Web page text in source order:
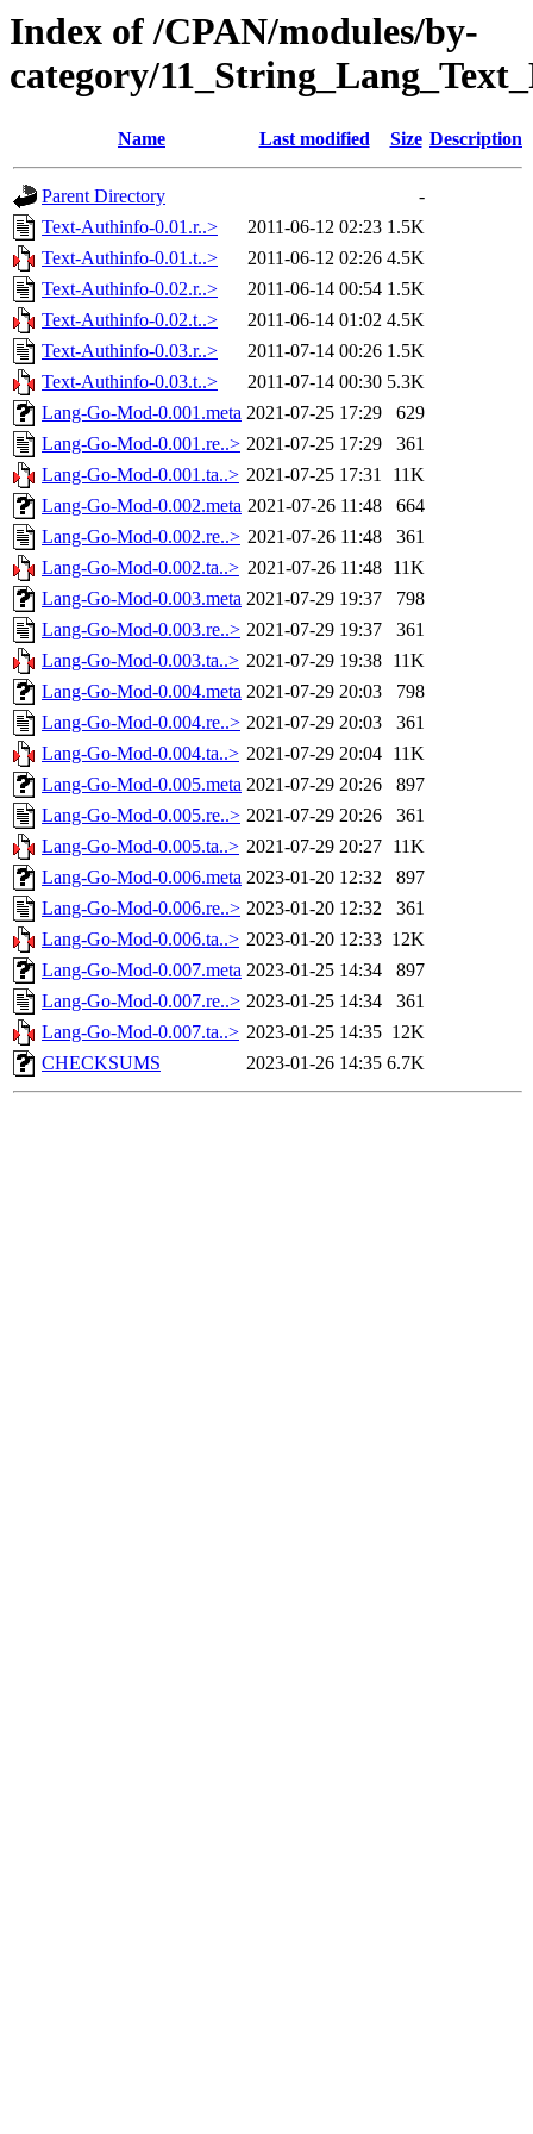
Index of /CPAN/modules/by-
category/
Name Last modified Size Description
Parent Directory
-
Text-Authinfo-0.01.r..>
2011-06-12 02:23 1.5K
Text-Authinfo-0.01.t..>
2011-06-12 02:26 4.5K
Text-Authinfo-0.02.r..>
2011-06-14 00:54 1.5K
Text-Authinfo-0.02.t..>
2011-06-14 01:02 4.5K
Text-Authinfo-0.03.r..>
2011-07-14 00:26 1.5K
Text-Authinfo-0.03.t..>
2011-07-14 00:30 5.3K
Lang-Go-Mod-0.001.meta 2021-07-25 17:29
629
Lang-Go-Mod-0.001.re..> 2021-07-25 17:29
361
Lang-Go-Mod-0.001.ta..> 2021-07-25 17:31
11K
Lang-Go-Mod-0.002.meta 2021-07-26 11:48
664
Lang-Go-Mod-0.002.re..> 2021-07-26 11:48
361
Lang-Go-Mod-0.002.ta..> 2021-07-26 11:48 11K
Lang-Go-Mod-0.003.meta 2021-07-29 19:37
798
Lang-Go-Mod-0.003.re..> 2021-07-29 19:37
361
Lang-Go-Mod-0.003.ta..> 2021-07-29 19:38 11K
Lang-Go-Mod-0.004.meta 2021-07-29 20:03
798
Lang-Go-Mod-0.004.re..> 2021-07-29 20:03
361
Lang-Go-Mod-0.004.ta..> 2021-07-29 20:04 11K
Lang-Go-Mod-0.005.meta 2021-07-29 20:26
897
Lang-Go-Mod-0.005.re..> 2021-07-29 20:26
361
Lang-Go-Mod-0.005.ta..> 2021-07-29 20:27 11K
Lang-Go-Mod-0.006.meta 2023-01-20 12:32
897
Lang-Go-Mod-0.006.re..> 2023-01-20 12:32
361
Lang-Go-Mod-0.006.ta..> 2023-01-20 12:33 12K
Lang-Go-Mod-0.007.meta 2023-01-25 14:34
897
Lang-Go-Mod-0.007.re..> 2023-01-25 14:34
361
Lang-Go-Mod-0.007.ta..> 2023-01-25 14:35 12K
CHECKSUMS
2023-01-26 14:35 6.7K